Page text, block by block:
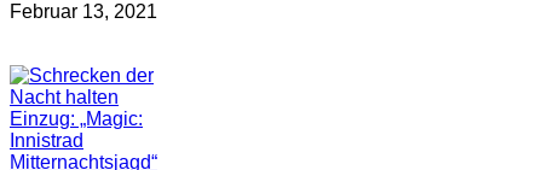
Februar 13, 2021